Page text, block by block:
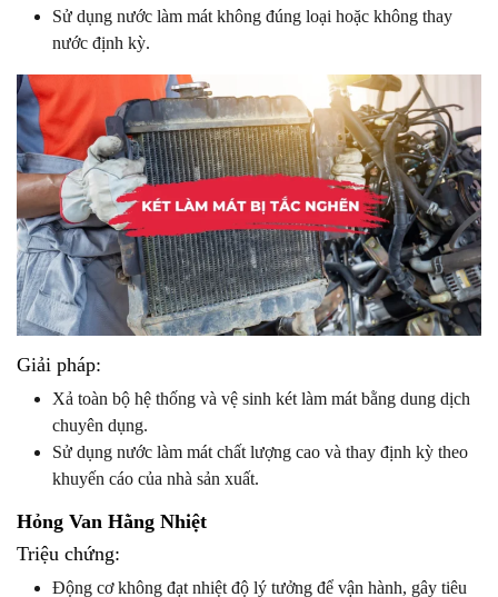
Sử dụng nước làm mát không đúng loại hoặc không thay
nước định kỳ.
Giải pháp:
Xả toàn bộ hệ thống và vệ sinh két làm mát bằng dung dịch
chuyên dụng.
Sử dụng nước làm mát chất lượng cao và thay định kỳ theo
khuyến cáo của nhà sản xuất.
Hỏng Van Hằng Nhiệt
Triệu chứng:
Động cơ không đạt nhiệt độ lý tưởng để vận hành, gây tiêu